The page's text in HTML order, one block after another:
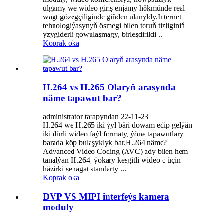
ulgamy we wideo giriş enjamy hökmünde real
wagt gözegçiliginde giňden ulanyldy.Internet
tehnologiýasynyň ösmegi bilen toruň tizliginiň
yzygiderli gowulaşmagy, birleşdirildi ...
Koprak oka
H.264 vs H.265 Olaryň arasynda
näme tapawut bar?
administrator tarapyndan 22-11-23
H.264 we H.265 iki ýyl bäri dowam edip gelýän
iki dürli wideo faýl formaty, ýöne tapawutlary
barada köp bulaşyklyk bar.H.264 näme?
Advanced Video Coding (AVC) ady bilen hem
tanalýan H.264, ýokary kesgitli wideo c üçin
häzirki senagat standarty ...
Koprak oka
DVP VS MIPI interfeýs kamera
moduly